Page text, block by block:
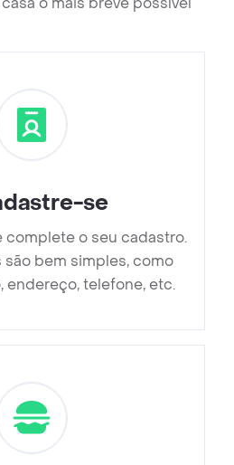
se
complete o seu cadastro.
bem simples, como
endereço, telefone, etc.